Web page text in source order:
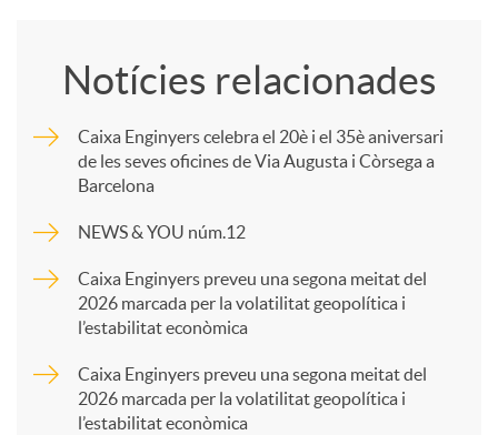
m
Notícies relacionades
Caixa Enginyers celebra el 20è i el 35è aniversari
de les seves oficines de Via Augusta i Còrsega a
Barcelona
NEWS & YOU núm.12
Caixa Enginyers preveu una segona meitat del
2026 marcada per la volatilitat geopolítica i
l’estabilitat econòmica
Caixa Enginyers preveu una segona meitat del
2026 marcada per la volatilitat geopolítica i
l’estabilitat econòmica